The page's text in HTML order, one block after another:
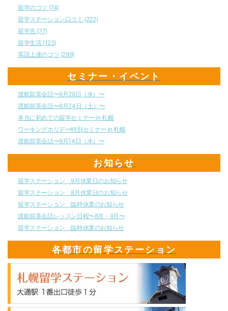
留学のコツ (74)
留学ステーション口コミ (222)
留学先 (77)
留学生活 (123)
英語上達のコツ (299)
セミナー・イベント
渡航前英会話〜9月28日（水）〜
渡航前英会話〜9月24日（土）〜
本当に初めての留学セミナー in 札幌
ワーキングホリデー特別セミナー in 札幌
渡航前英会話〜9月14日（水）〜
お知らせ
留学ステーション 9月休業日のお知らせ
留学ステーション 8月休業日のお知らせ
留学ステーション 臨時休業のお知らせ
渡航前英会話レッスン日程〜8月・9月〜
留学ステーション 臨時休業のお知らせ
各都市の留学ステーション